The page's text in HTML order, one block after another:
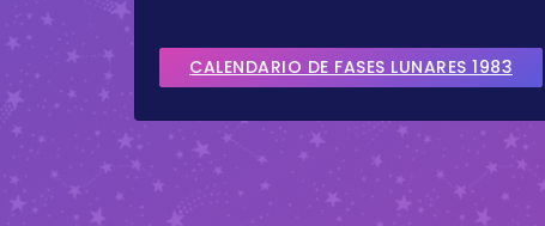
CALENDARIO DE FASES LUNARES 1983